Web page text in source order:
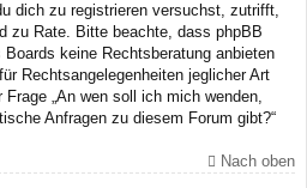
dich zu registrieren versuchst, zutrifft,
zu Rate. Bitte beachte, dass phpBB
keine Rechtsberatung anbieten
Rechtsangelegenheiten jeglicher Art
„An wen soll ich mich wenden,
Anfragen zu diesem Forum gibt?“
Nach oben